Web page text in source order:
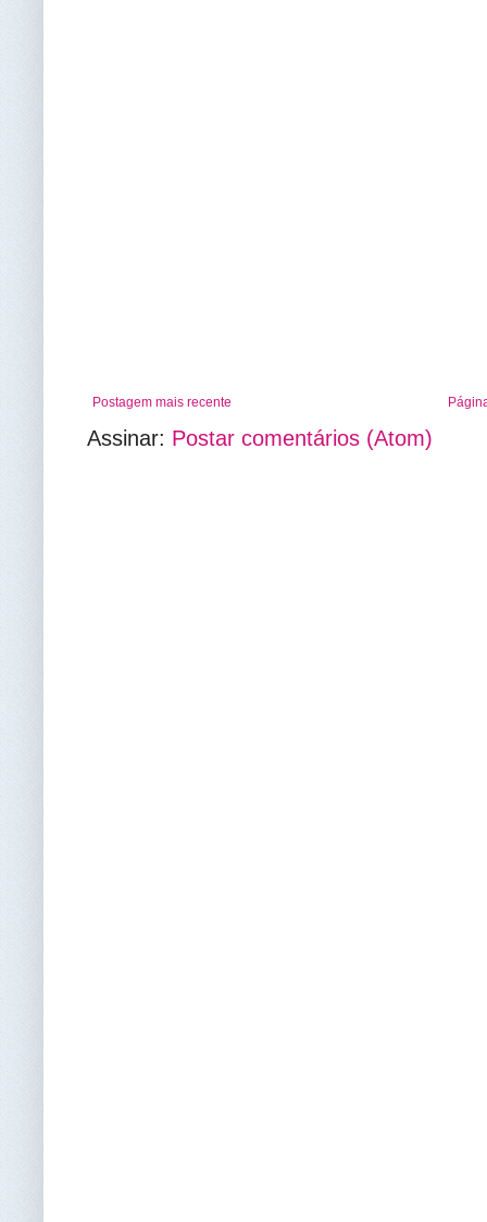
Postagem mais recente
Assinar: Postar comentários (Atom)